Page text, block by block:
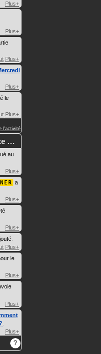
Plus+
Plus+
Plus+
Plus+
le
Plus+
l'activité
…
au
Plus+
a
Plus+
Plus+
Plus+
le
Plus+
Plus+
Plus+
?